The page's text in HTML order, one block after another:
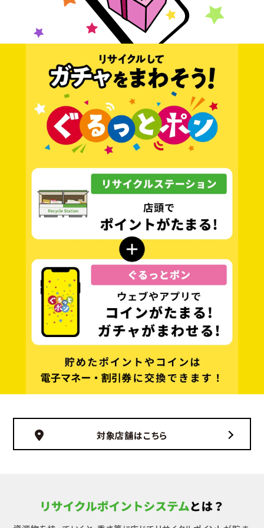
対象店舗はこちら